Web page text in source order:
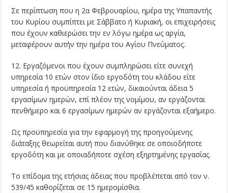
Σε περίπτωση που η 2α Φεβρουαρίου, ημέρα της Υπαπαντής
του Κυρίου συμπίπτει με Σάββατο ή Κυριακή, οι επιχειρήσεις
που έχουν καθιερώσει την εν λόγω ημέρα ως αργία,
μεταφέρουν αυτήν την ημέρα του Αγίου Πνεύματος.
12. Εργαζόμενοι που έχουν συμπληρώσει είτε συνεχή
υπηρεσία 10 ετών στον ίδιο εργοδότη του κλάδου είτε
υπηρεσία ή προϋπηρεσία 12 ετών, δικαιούνται άδεια 5
εργασίμων ημερών, επί πλέον της νομίμου, αν εργάζονται
πενθήμερο και 6 εργασίμων ημερών αν εργάζονται εξαήμερο.
Ως προϋπηρεσία για την εφαρμογή της προηγούμενης
διάταξης θεωρείται αυτή που διανύθηκε σε οποιοδήποτε
εργοδότη και με οποιαδήποτε σχέση εξηρτημένης εργασίας.
Το επίδομα της ετήσιας άδειας που προβλέπεται από τον ν.
539/45 καθορίζεται σε 15 ημερομίσθια.